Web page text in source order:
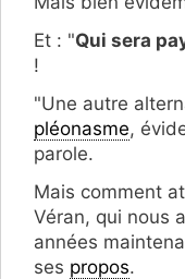
Et : "Qui sera
!
"Une autre
pléonasme,
parole.
Mais comment
Véran, qui nous
années
ses propos.